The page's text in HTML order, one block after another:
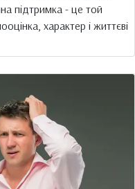
підтримка - це той
характер і життєві